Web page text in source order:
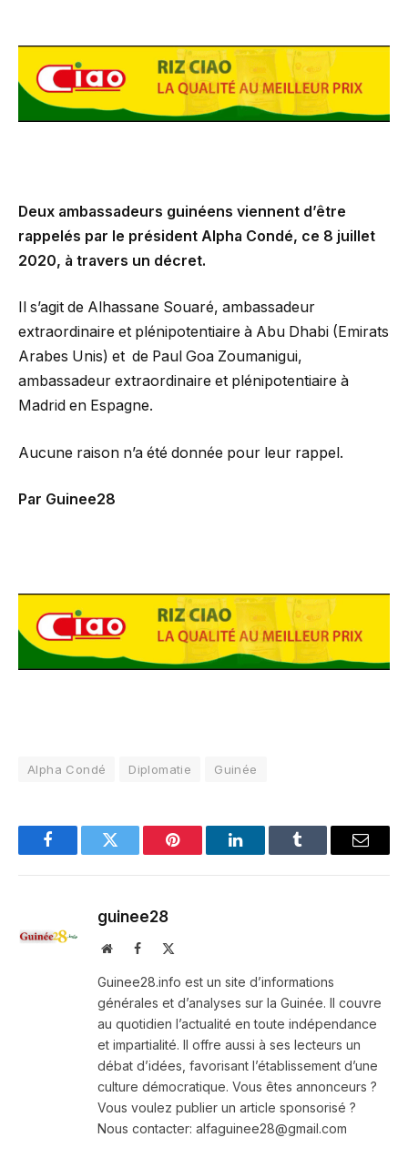
Deux ambassadeurs guinéens viennent d’être
rappelés par le président Alpha Condé, ce 8 juillet
2020, à travers un décret.
Il s’agit de Alhassane Souaré, ambassadeur
extraordinaire et plénipotentiaire à Abu Dhabi (Emirats
Arabes Unis) et de Paul Goa Zoumanigui,
ambassadeur extraordinaire et plénipotentiaire à
Madrid en Espagne.
Aucune raison n’a été donnée pour leur rappel.
Par Guinee28
Alpha Condé Diplomatie Guinée
FacebookTwitter Pinterest LinkedInTumblr Email
guinee28
WebsiteFacebook
Guinee28.info est un site d’informations
générales et d’analyses sur la Guinée. Il couvre
au quotidien l’actualité en toute indépendance
et impartialité. Il offre aussi à ses lecteurs un
débat d’idées, favorisant l’établissement d’une
culture démocratique. Vous êtes annonceurs ?
Vous voulez publier un article sponsorisé ?
Nous contacter: alfaguinee28@gmail.com